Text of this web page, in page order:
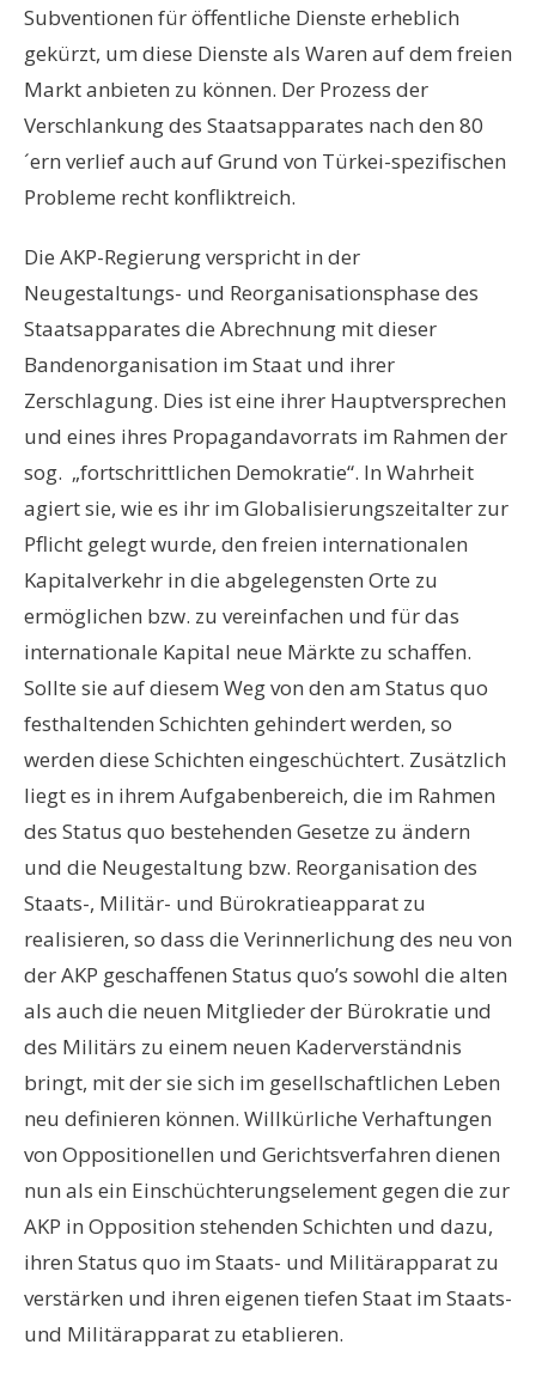
Subventionen für öffentliche Dienste erheblich
gekürzt, um diese Dienste als Waren auf dem freien
Markt anbieten zu können. Der Prozess der
Verschlankung des Staatsapparates nach den 80
´ern verlief auch auf Grund von Türkei-spezifischen
Probleme recht konfliktreich.
Die AKP-Regierung verspricht in der
Neugestaltungs- und Reorganisationsphase des
Staatsapparates die Abrechnung mit dieser
Bandenorganisation im Staat und ihrer
Zerschlagung. Dies ist eine ihrer Hauptversprechen
und eines ihres Propagandavorrats im Rahmen der
sog. „fortschrittlichen Demokratie“. In Wahrheit
agiert sie, wie es ihr im Globalisierungszeitalter zur
Pflicht gelegt wurde, den freien internationalen
Kapitalverkehr in die abgelegensten Orte zu
ermöglichen bzw. zu vereinfachen und für das
internationale Kapital neue Märkte zu schaffen.
Sollte sie auf diesem Weg von den am Status quo
festhaltenden Schichten gehindert werden, so
werden diese Schichten eingeschüchtert. Zusätzlich
liegt es in ihrem Aufgabenbereich, die im Rahmen
des Status quo bestehenden Gesetze zu ändern
und die Neugestaltung bzw. Reorganisation des
Staats-, Militär- und Bürokratieapparat zu
realisieren, so dass die Verinnerlichung des neu von
der AKP geschaffenen Status quo’s sowohl die alten
als auch die neuen Mitglieder der Bürokratie und
des Militärs zu einem neuen Kaderverständnis
bringt, mit der sie sich im gesellschaftlichen Leben
neu definieren können. Willkürliche Verhaftungen
von Oppositionellen und Gerichtsverfahren dienen
nun als ein Einschüchterungselement gegen die zur
AKP in Opposition stehenden Schichten und dazu,
ihren Status quo im Staats- und Militärapparat zu
verstärken und ihren eigenen tiefen Staat im Staats-
und Militärapparat zu etablieren.